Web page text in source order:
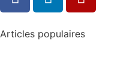
Articles populaires